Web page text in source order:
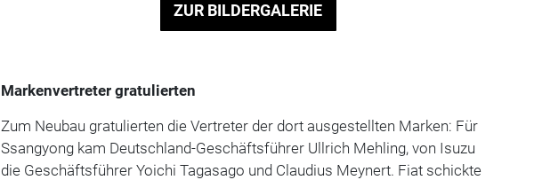
ZUR BILDERGALERIE
Markenvertreter gratulierten
Zum Neubau gratulierten die Vertreter der dort ausgestellten Marken: Für
Ssangyong kam Deutschland-Geschäftsführer Ullrich Mehling, von Isuzu
die Geschäftsführer Yoichi Tagasago und Claudius Meynert. Fiat schickte